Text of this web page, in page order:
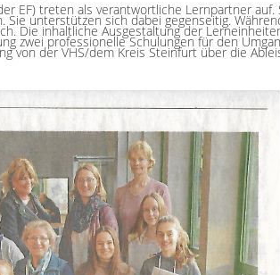
EF) treten als verantwortliche Lernpartner
unterstützen sich dabei gegenseitig.
Die inhaltliche Ausgestaltung der
zwei professionelle Schulungen für den
von der VHS/dem Kreis Steinfurt über die